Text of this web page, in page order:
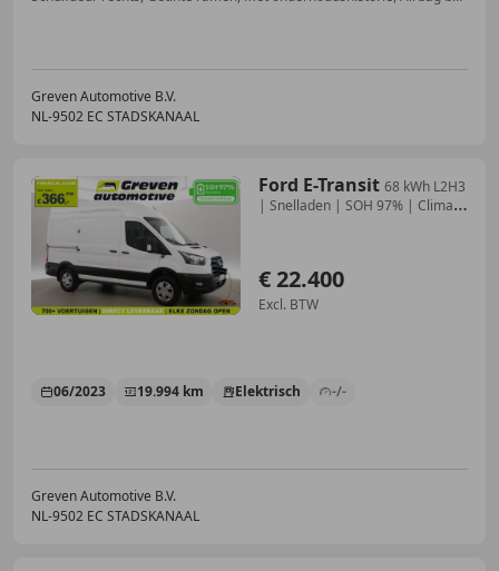
Greven Automotive B.V.
NL-9502 EC STADSKANAAL
Ford E-Transit 68 kWh L2H3
| Snelladen | SOH 97% | Clima |
€ 22.400
Excl. BTW
06/2023 19.994 km Elektrisch -/-
Greven Automotive B.V.
NL-9502 EC STADSKANAAL